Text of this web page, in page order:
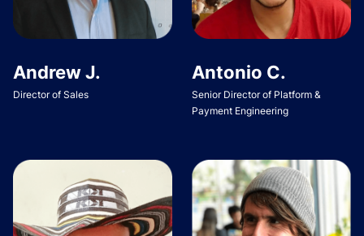
Andrew J.
Director of Sales
Antonio C.
Senior Director of Platform &
Payment Engineering